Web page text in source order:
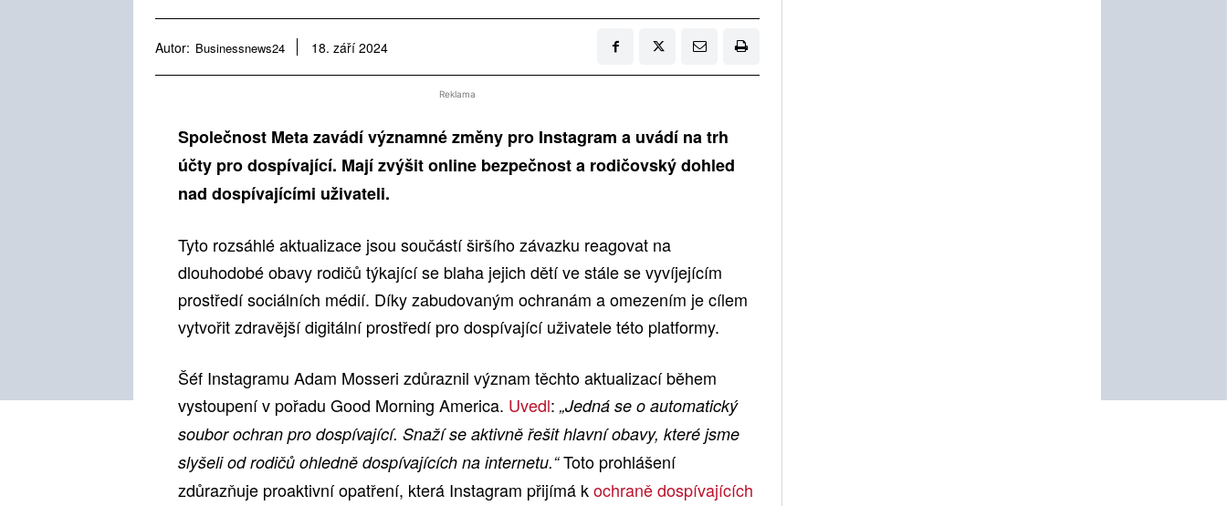
Autor: Businessnews24 18. září 2024
Reklama
Společnost Meta zavádí významné změny pro Instagram a uvádí na trh
účty pro dospívající. Mají zvýšit online bezpečnost a rodičovský dohled
nad dospívajícími uživateli.
Tyto rozsáhlé aktualizace jsou součástí širšího závazku reagovat na
dlouhodobé obavy rodičů týkající se blaha jejich dětí ve stále se vyvíjejícím
prostředí sociálních médií. Díky zabudovaným ochranám a omezením je cílem
vytvořit zdravější digitální prostředí pro dospívající uživatele této platformy.
Šéf Instagramu Adam Mosseri zdůraznil význam těchto aktualizací během
vystoupení v pořadu Good Morning America. Uvedl: „Jedná se o automatický
soubor ochran pro dospívající. Snaží se aktivně řešit hlavní obavy, které jsme
slyšeli od rodičů ohledně dospívajících na internetu.“Toto prohlášení
zdůrazňuje proaktivní opatření, která Instagram přijímá kochraně dospívajících